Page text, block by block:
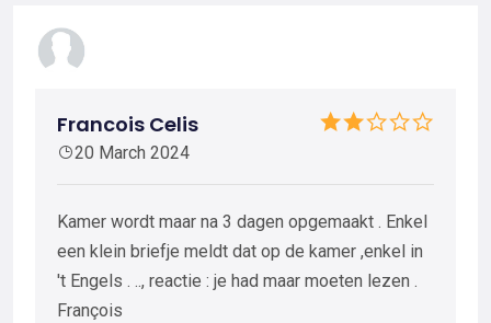
Francois Celis
20 March 2024
Kamer wordt maar na 3 dagen opgemaakt . Enkel
een klein briefje meldt dat op de kamer ,enkel in
't Engels . .., reactie : je had maar moeten lezen .
François